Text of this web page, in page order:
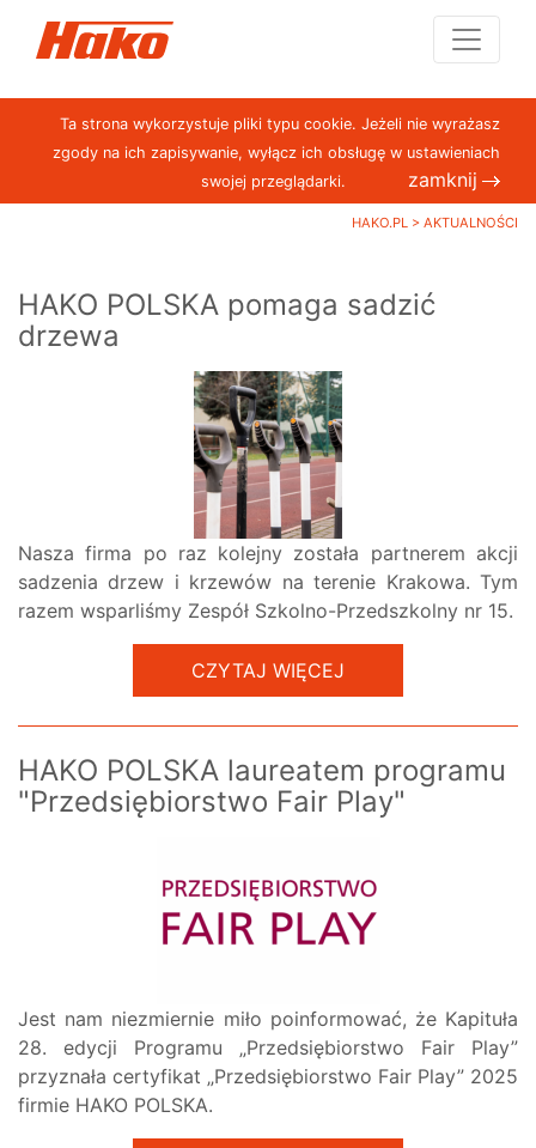
Ta strona wykorzystuje pliki typu cookie. Jeżeli nie wyrażasz
zgody na ich zapisywanie, wyłącz ich obsługę w ustawieniach
swojej przeglądarki.
zamknij
HAKO.PL > AKTUALNOŚCI
HAKO POLSKA pomaga sadzić
drzewa
Nasza firma po raz kolejny została partnerem akcji
sadzenia drzew i krzewów na terenie Krakowa. Tym
razem wsparliśmy Zespół Szkolno-Przedszkolny nr 15.
CZYTAJ WIĘCEJ
HAKO POLSKA laureatem programu
"Przedsiębiorstwo Fair Play"
Jest nam niezmiernie miło poinformować, że Kapituła
28. edycji Programu „Przedsiębiorstwo Fair Play”
przyznała certyfikat „Przedsiębiorstwo Fair Play” 2025
firmie HAKO POLSKA.